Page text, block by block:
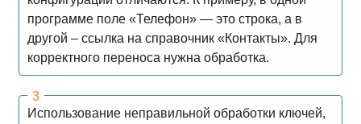
программе поле «Телефон» — это строка, а в
другой – ссылка на справочник «Контакты». Для
корректного переноса нужна обработка.
Использование неправильной обработки ключей,